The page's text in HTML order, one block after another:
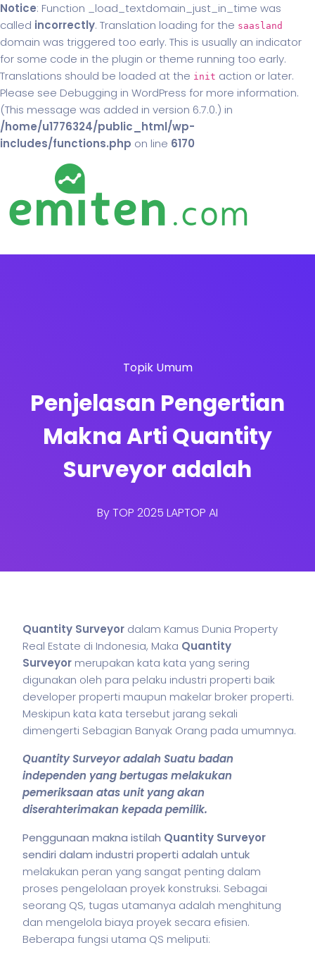
Notice: Function _load_textdomain_just_in_time was
called incorrectly. Translation loading for the saasland
domain was triggered too early. This is usually an indicator
for some code in the plugin or theme running too early.
Translations should be loaded at the init action or later.
Please see Debugging in WordPress for more information.
(This message was added in version 6.7.0.) in
/home/u1776324/public_html/wp-
includes/functions.php on line 6170
Topik Umum
Penjelasan Pengertian
Makna Arti Quantity
Surveyor adalah
ByTOP 2025 LAPTOP AI
Quantity Surveyor dalam Kamus Dunia Property
Real Estate di Indonesia, Maka Quantity
Surveyor merupakan kata kata yang sering
digunakan oleh para pelaku industri properti baik
developer properti maupun makelar broker properti.
Meskipun kata kata tersebut jarang sekali
dimengerti Sebagian Banyak Orang pada umumnya.
Quantity Surveyor adalah Suatu badan
independen yang bertugas melakukan
pemeriksaan atas unit yang akan
diserahterimakan kepada pemilik.
Penggunaan makna istilah Quantity Surveyor
sendiri dalam industri properti adalah untuk
melakukan peran yang sangat penting dalam
proses pengelolaan proyek konstruksi. Sebagai
seorang QS, tugas utamanya adalah menghitung
dan mengelola biaya proyek secara efisien.
Beberapa fungsi utama QS meliputi: